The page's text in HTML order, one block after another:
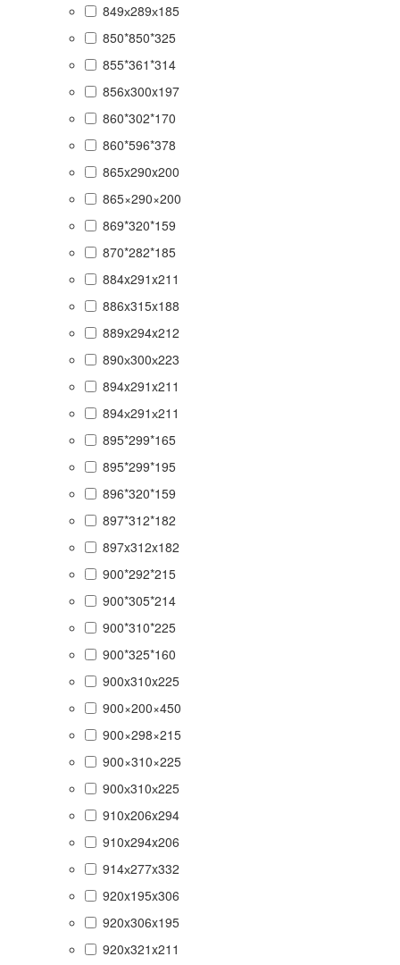
849х289х185
850*850*325
855*361*314
856x300x197
860*302*170
860*596*378
865x290x200
865×290×200
869*320*159
870*282*185
884x291x211
886x315x188
889x294x212
890х300х223
894x291x211
894х291х211
895*299*165
895*299*195
896*320*159
897*312*182
897x312x182
900*292*215
900*305*214
900*310*225
900*325*160
900x310x225
900×200×450
900×298×215
900×310×225
900х310х225
910x206x294
910x294x206
914х277x332
920x195x306
920x306x195
920x321x211